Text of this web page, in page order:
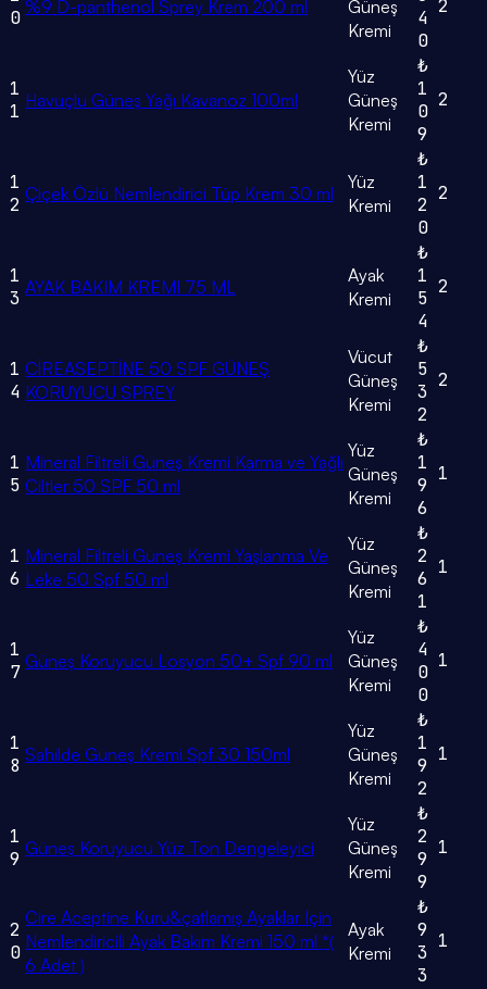
0 %9 D-panthenol Sprey Krem 200 ml
Güneş
Kremi
4
0
2
1
1 Havuçlu Güneş Yağı Kavanoz 100ml
Yüz
Güneş
Kremi
₺
1
0
9
2
1
2 Çiçek Özlü Nemlendirici Tüp Krem 30 ml
Yüz
Kremi
₺
1
2
0
2
1
3 AYAK BAKIM KREMI 75 ML
Ayak
Kremi
₺
1
5
4
2
1
4
CİREASEPTİNE 50 SPF GÜNEŞ
KORUYUCU SPREY
Vücut
Güneş
Kremi
₺
5
3
2
2
1
5
Mineral Filtreli Güneş Kremi Karma ve Yağlı
Ciltler 50 SPF 50 ml
Yüz
Güneş
Kremi
₺
1
9
6
1
1
6
Mineral Filtreli Güneş Kremi Yaşlanma Ve
Leke 50 Spf 50 ml
Yüz
Güneş
Kremi
₺
2
6
1
1
1
7 Güneş Koruyucu Losyon 50+ Spf 90 ml
Yüz
Güneş
Kremi
₺
4
0
0
1
1
8 Sahilde Güneş Kremi Spf 30 150ml
Yüz
Güneş
Kremi
₺
1
9
2
1
1
9 Güneş Koruyucu Yüz Ton Dengeleyici
Yüz
Güneş
Kremi
₺
2
9
9
1
2
0
Cire Aceptine Kuru&çatlamış Ayaklar Için
Nemlendiricili Ayak Bakım Kremi 150 ml *(
6 Adet )
Ayak
Kremi
₺
9
3
3
1